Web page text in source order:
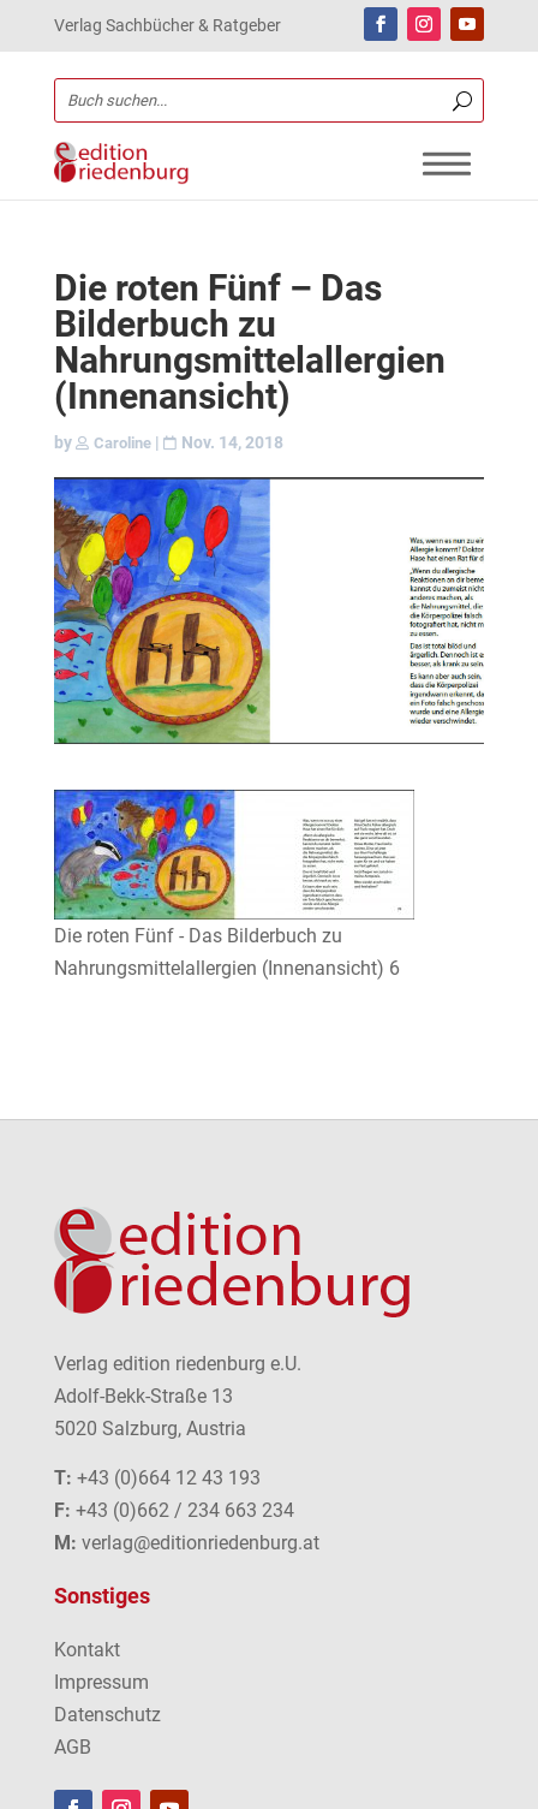
Verlag Sachbücher & Ratgeber
Die roten Fünf – Das
Bilderbuch zu
Nahrungsmittelallergien
(Innenansicht)
by Caroline| Nov. 14, 2018
Die roten Fünf - Das Bilderbuch zu
Nahrungsmittelallergien (Innenansicht) 6
Verlag edition riedenburg e.U.
Adolf-Bekk-Straße 13
5020 Salzburg, Austria
T: +43 (0)664 12 43 193
F: +43 (0)662 / 234 663 234
M: verlag@editionriedenburg.at
Sonstiges
Kontakt
Impressum
Datenschutz
AGB